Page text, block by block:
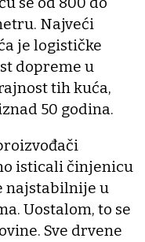
Najveći
je logističke
dopreme u
tih kuća,
50 godina.
isticali činjenicu
najstabilnije u
Uostalom, to se
Sve drvene